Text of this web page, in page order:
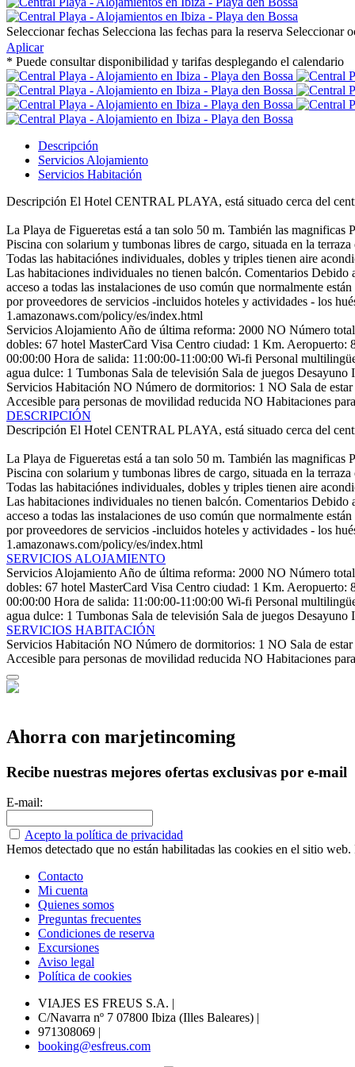
Seleccionar fechas Selecciona las fechas para la reserva Seleccionar
Aplicar
* Puede consultar disponibilidad y tarifas desplegando el calendario
Descripción
Servicios Alojamiento
Servicios Habitación
Descripción El Hotel CENTRAL PLAYA, está situado cerca del
La Playa de Figueretas está a tan solo 50 m. También las magnificas
Piscina con solarium y tumbonas libres de cargo, situada en la
Todas las habitaciónes individuales, dobles y triples tienen aire
Las habitaciones individuales no tienen balcón. Comentarios Debido
acceso a todas las instalaciones de uso común que normalmente
por proveedores de servicios -incluidos hoteles y actividades - los
1.amazonaws.com/policy/es/index.html
Servicios Alojamiento Año de última reforma: 2000 NO Número
dobles: 67 hotel MasterCard Visa Centro ciudad: 1 Km. Aeropuerto:
00:00:00 Hora de salida: 11:00:00-11:00:00 Wi-fi Personal
agua dulce: 1 Tumbonas Sala de televisión Sala de juegos Desayuno
Servicios Habitación NO Número de dormitorios: 1 NO Sala de estar
Accesible para personas de movilidad reducida NO Habitaciones
DESCRIPCIÓN
Descripción El Hotel CENTRAL PLAYA, está situado cerca del
La Playa de Figueretas está a tan solo 50 m. También las magnificas
Piscina con solarium y tumbonas libres de cargo, situada en la
Todas las habitaciónes individuales, dobles y triples tienen aire
Las habitaciones individuales no tienen balcón. Comentarios Debido
acceso a todas las instalaciones de uso común que normalmente
por proveedores de servicios -incluidos hoteles y actividades - los
1.amazonaws.com/policy/es/index.html
SERVICIOS ALOJAMIENTO
Servicios Alojamiento Año de última reforma: 2000 NO Número
dobles: 67 hotel MasterCard Visa Centro ciudad: 1 Km. Aeropuerto:
00:00:00 Hora de salida: 11:00:00-11:00:00 Wi-fi Personal
agua dulce: 1 Tumbonas Sala de televisión Sala de juegos Desayuno
SERVICIOS HABITACIÓN
Servicios Habitación NO Número de dormitorios: 1 NO Sala de estar
Accesible para personas de movilidad reducida NO Habitaciones
Ahorra con marjetincoming
Recibe nuestras mejores ofertas exclusivas por e-mail
E-mail:
Acepto la política de privacidad
Hemos detectado que no están habilitadas las cookies en el sitio
Contacto
Mi cuenta
Quienes somos
Preguntas frecuentes
Condiciones de reserva
Excursiones
Aviso legal
Política de cookies
VIAJES ES FREUS S.A.
C/Navarra nº 7 07800 Ibiza (Illes Baleares)
971308069
booking@esfreus.com